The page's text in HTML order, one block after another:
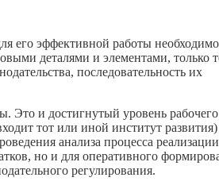
его эффективной работы необходимо
деталями и элементами, только
последовательность их
Это и достигнутый уровень рабочего
тот или иной институт развития)
анализа процесса реализации
но и для оперативного
регулирования.